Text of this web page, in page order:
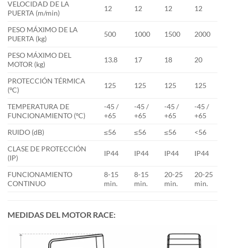
VELOCIDAD DE LA
PUERTA (m/min)
12 12 12 12
PESO MÁXIMO DE LA
PUERTA (kg)
500 1000 1500 2000
PESO MÁXIMO DEL
MOTOR (kg)
13.8 17 18 20
PROTECCIÓN TÉRMICA
(ºC)
125 125 125 125
TEMPERATURA DE
FUNCIONAMIENTO (ºC)
-45 /
+65
-45 /
+65
-45 /
+65
-45 /
+65
RUIDO (dB)
≤56 ≤56 ≤56
<56
CLASE DE PROTECCIÓN
(IP)
IP44 IP44 IP44 IP44
FUNCIONAMIENTO
CONTINUO
8-15
min.
8-15
min.
20-25
min.
20-25
min.
MEDIDAS DEL MOTOR RACE: